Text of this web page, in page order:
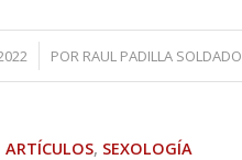
POR RAUL PADILLA SOLDADO
ARTÍCULOS, SEXOLOGÍA